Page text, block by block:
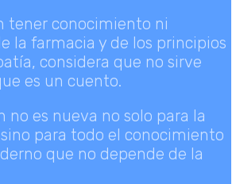
tener conocimiento ni
la farmacia y de los principios
considera que no sirve
es un cuento.
no es nueva no solo para la
para todo el conocimiento
que no depende de la